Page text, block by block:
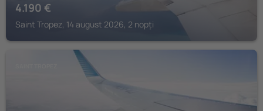
4.190 €
Saint Tropez, 14 august 2026, 2 nopți